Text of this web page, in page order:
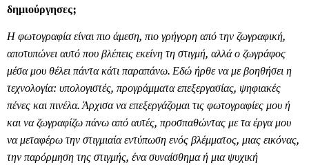
δημιούργησες;
Η φωτογραφία είναι πιο άμεση, πιο γρήγορη από την ζωγραφική,
αποτυπώνει αυτό που βλέπεις εκείνη τη στιγμή, αλλά ο ζωγράφος
μέσα μου θέλει πάντα κάτι παραπάνω. Εδώ ήρθε να με βοηθήσει η
τεχνολογία: υπολογιστές, προγράμματα επεξεργασίας, ψηφιακές
πένες και πινέλα. Άρχισα να επεξεργάζομαι τις φωτογραφίες μου ή
και να ζωγραφίζω πάνω από αυτές, προσπαθώντας με τα έργα μου
να μεταφέρω την στιγμιαία εντύπωση ενός βλέμματος, μιας εικόνας,
την παρόρμηση της στιγμής, ένα συναίσθημα ή μια ψυχική